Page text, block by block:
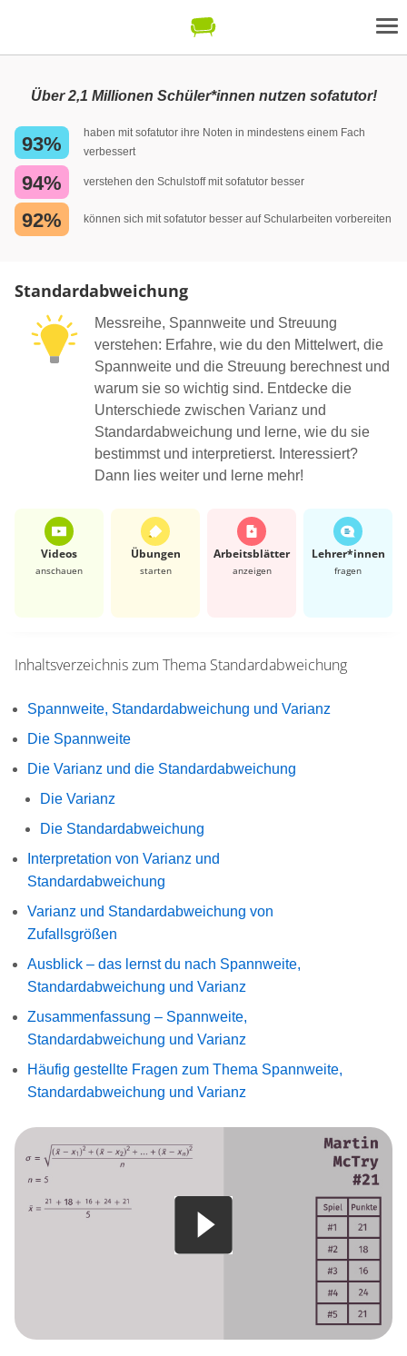
Über 2,1 Millionen Schüler*innen nutzen sofatutor!
93%
haben mit sofatutor ihre Noten in mindestens einem Fach
verbessert
94% verstehen den Schulstoff mit sofatutor besser
92% können sich mit sofatutor besser auf Schularbeiten vorbereiten
Standardabweichung
Messreihe, Spannweite und Streuung
verstehen: Erfahre, wie du den Mittelwert, die
Spannweite und die Streuung berechnest und
warum sie so wichtig sind. Entdecke die
Unterschiede zwischen Varianz und
Standardabweichung und lerne, wie du sie
bestimmst und interpretierst. Interessiert?
Dann lies weiter und lerne mehr!
Videos
anschauen
Übungen
starten
Arbeits­blätter
anzeigen
Lehrer*​innen
fragen
Inhaltsverzeichnis zum Thema Standardabweichung
Spannweite, Standardabweichung und Varianz
Die Spannweite
Die Varianz und die Standardabweichung
Die Varianz
Die Standardabweichung
Interpretation von Varianz und
Standardabweichung
Varianz und Standardabweichung von
Zufallsgrößen
Ausblick – das lernst du nach Spannweite,
Standardabweichung und Varianz
Zusammenfassung – Spannweite,
Standardabweichung und Varianz
Häufig gestellte Fragen zum Thema Spannweite,
Standardabweichung und Varianz